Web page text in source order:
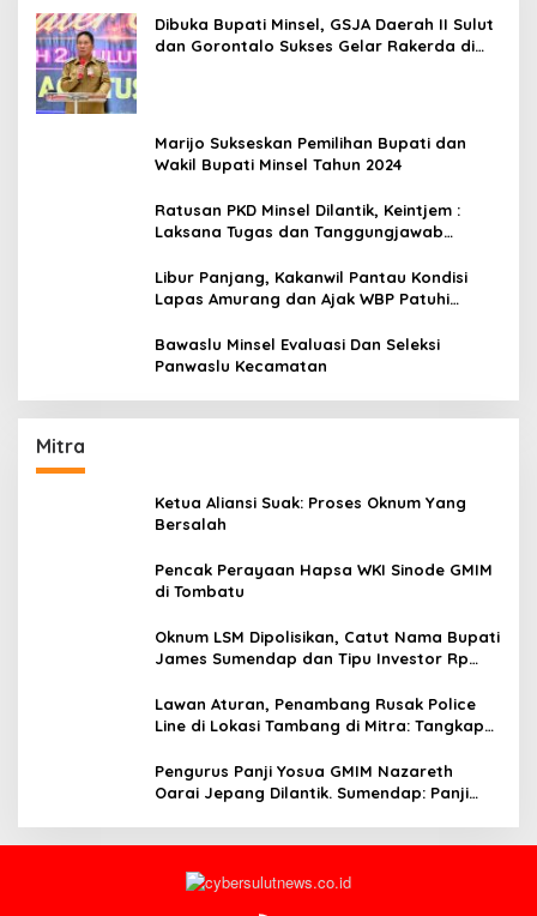
Dibuka Bupati Minsel, GSJA Daerah II Sulut
dan Gorontalo Sukses Gelar Rakerda di
Marijo Sukseskan Pemilihan Bupati dan
Wakil Bupati Minsel Tahun 2024
Ratusan PKD Minsel Dilantik, Keintjem :
Laksana Tugas dan Tanggungjawab
Libur Panjang, Kakanwil Pantau Kondisi
Lapas Amurang dan Ajak WBP Patuhi
Bawaslu Minsel Evaluasi Dan Seleksi
Panwaslu Kecamatan
Mitra
Ketua Aliansi Suak: Proses Oknum Yang
Bersalah
Pencak Perayaan Hapsa WKI Sinode GMIM
di Tombatu
Oknum LSM Dipolisikan, Catut Nama Bupati
James Sumendap dan Tipu Investor Rp
Lawan Aturan, Penambang Rusak Police
Line di Lokasi Tambang di Mitra: Tangkap
Pengurus Panji Yosua GMIM Nazareth
Oarai Jepang Dilantik. Sumendap: Panji